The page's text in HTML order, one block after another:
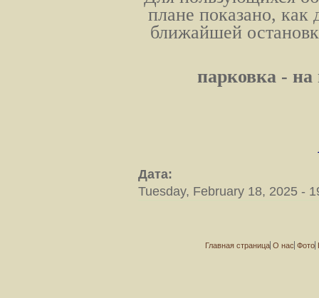
плане показано, как
ближайшей
парковка -
Дата:
Tuesday, February 18, 2025 -
Главная страница О нас Фото